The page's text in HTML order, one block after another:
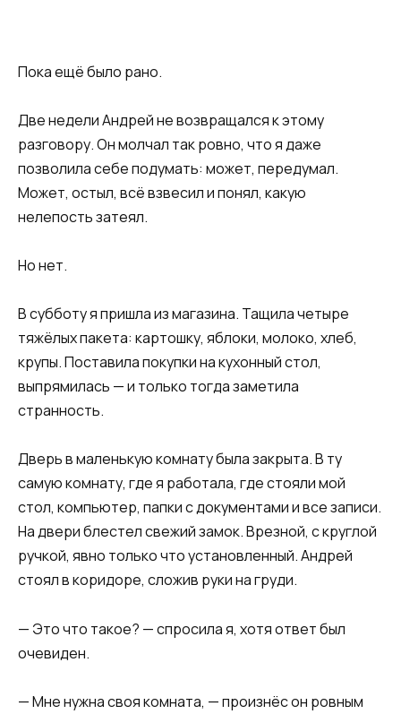
Пока ещё было рано.
Две недели Андрей не возвращался к этому
разговору. Он молчал так ровно, что я даже
позволила себе подумать: может, передумал.
Может, остыл, всё взвесил и понял, какую
нелепость затеял.
Но нет.
В субботу я пришла из магазина. Тащила четыре
тяжёлых пакета: картошку, яблоки, молоко, хлеб,
крупы. Поставила покупки на кухонный стол,
выпрямилась — и только тогда заметила
странность.
Дверь в маленькую комнату была закрыта. В ту
самую комнату, где я работала, где стояли мой
стол, компьютер, папки с документами и все записи.
На двери блестел свежий замок. Врезной, с круглой
ручкой, явно только что установленный. Андрей
стоял в коридоре, сложив руки на груди.
— Это что такое? — спросила я, хотя ответ был
очевиден.
— Мне нужна своя комната, — произнёс он ровным